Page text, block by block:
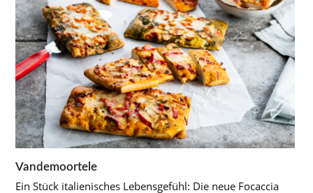
Vandemoortele
Ein Stück italienisches Lebensgefühl: Die neue Focaccia